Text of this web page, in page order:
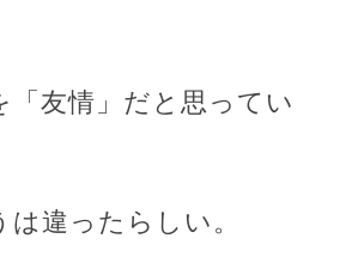
「友情」だと思ってい
違ったらしい。